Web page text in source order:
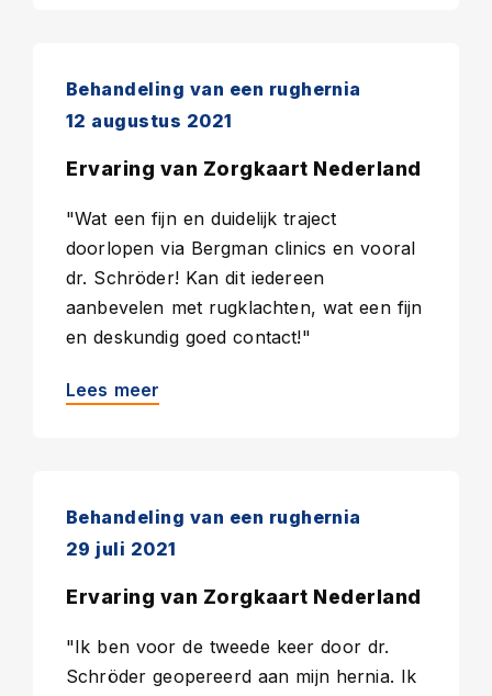
Behandeling van een rughernia
12 augustus 2021
Ervaring van Zorgkaart Nederland
"Wat een fijn en duidelijk traject
doorlopen via Bergman clinics en vooral
dr. Schröder! Kan dit iedereen
aanbevelen met rugklachten, wat een fijn
en deskundig goed contact!"
Lees meer
Behandeling van een rughernia
29 juli 2021
Ervaring van Zorgkaart Nederland
"Ik ben voor de tweede keer door dr.
Schröder geopereerd aan mijn hernia. Ik